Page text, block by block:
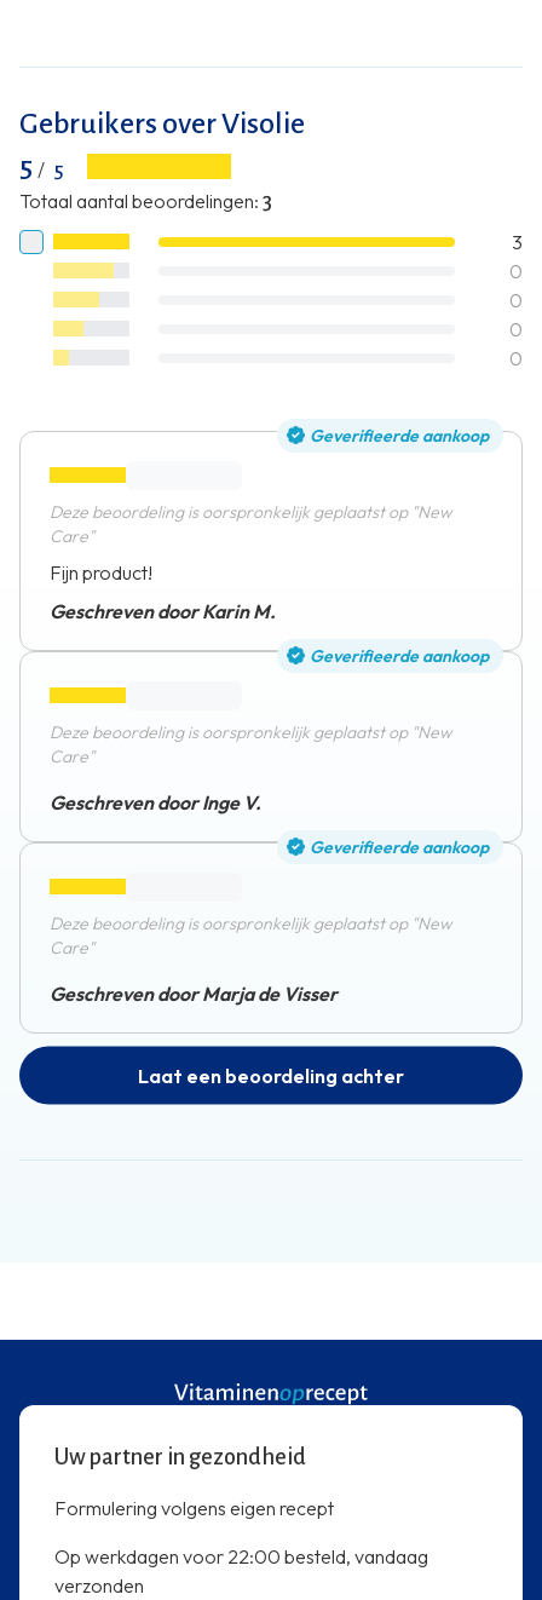
Gebruikers over Visolie
5 / 5
Totaal aantal beoordelingen: 3
3
0
0
0
0
Geverifieerde aankoop
Deze beoordeling is oorspronkelijk geplaatst op "New
Care"
Fijn product!
Geschreven door Karin M.
Geverifieerde aankoop
Deze beoordeling is oorspronkelijk geplaatst op "New
Care"
Geschreven door Inge V.
Geverifieerde aankoop
Deze beoordeling is oorspronkelijk geplaatst op "New
Care"
Geschreven door Marja de Visser
Laat een beoordeling achter
Uw partner in gezondheid
Formulering volgens eigen recept
Op werkdagen voor 22:00 besteld, vandaag
verzonden